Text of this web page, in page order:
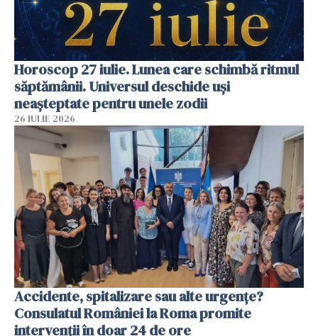
Horoscop 27 iulie. Lunea care schimbă ritmul
săptămânii. Universul deschide uși
neașteptate pentru unele zodii
26 IULIE 2026
Accidente, spitalizare sau alte urgențe?
Consulatul României la Roma promite
intervenții în doar 24 de ore